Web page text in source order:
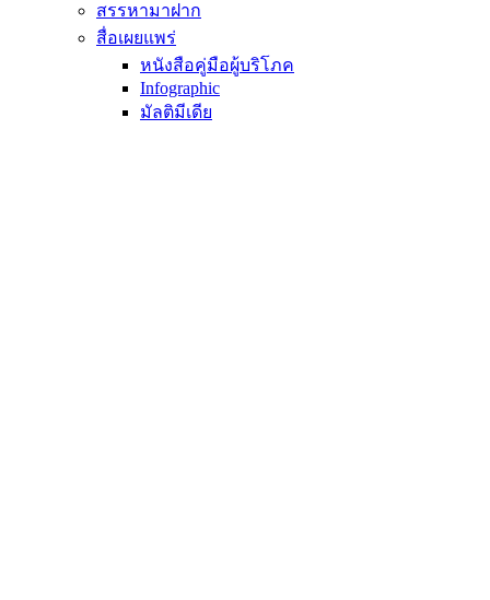
สรรหามาฝาก
สื่อเผยแพร่
หนังสือคู่มือผู้บริโภค
Infographic
มัลติมีเดีย